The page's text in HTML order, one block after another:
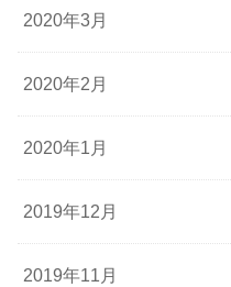
2020年3月
2020年2月
2020年1月
2019年12月
2019年11月